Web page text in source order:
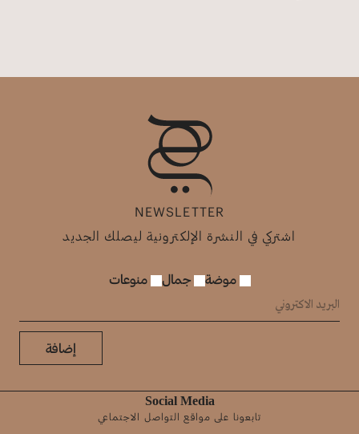
NEWSLETTER
اشتركي في النشرة الإلكترونية ليصلك الجديد
موضة جمال منوعات
إضافة
Social Media
تابعونا على مواقع التواصل الاجتماعي